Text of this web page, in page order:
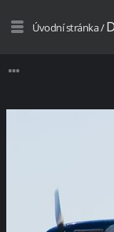
Úvodní stránka/